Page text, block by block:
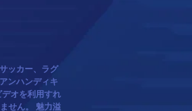
ッカー、ラグ
ンハンディキ
オを利用すれ
せん。 魅力溢